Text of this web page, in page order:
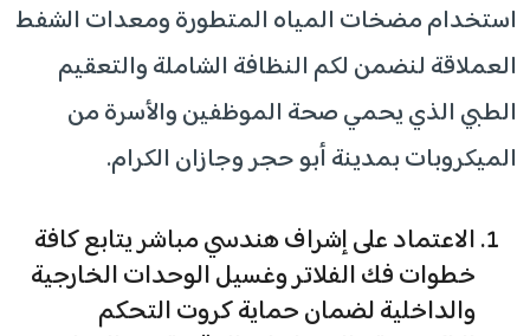
استخدام مضخات المياه المتطورة ومعدات الشفط
العملاقة لنضمن لكم النظافة الشاملة والتعقيم
الطبي الذي يحمي صحة الموظفين والأسرة من
الميكروبات بمدينة أبو حجر وجازان الكرام.
الاعتماد على إشراف هندسي مباشر يتابع كافة
خطوات فك الفلاتر وغسيل الوحدات الخارجية
والداخلية لضمان حماية كروت التحكم